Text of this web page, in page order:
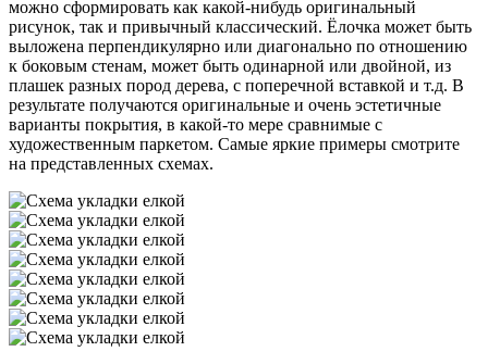
можно сформировать как какой-нибудь оригинальный
рисунок, так и привычный классический. Ёлочка может быть
выложена перпендикулярно или диагонально по отношению
к боковым стенам, может быть одинарной или двойной, из
плашек разных пород дерева, с поперечной вставкой и т.д. В
результате получаются оригинальные и очень эстетичные
варианты покрытия, в какой-то мере сравнимые с
художественным паркетом. Самые яркие примеры смотрите
на представленных схемах.